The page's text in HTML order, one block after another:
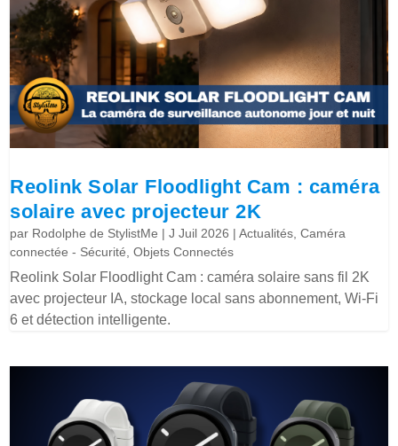
Reolink Solar Floodlight Cam : caméra
solaire avec projecteur 2K
par Rodolphe de StylistMe |J Juil 2026 |Actualités ,Caméra
connectée - Sécurité ,Objets Connectés
Reolink Solar Floodlight Cam : caméra solaire sans fil 2K
avec projecteur IA, stockage local sans abonnement, Wi-Fi
6 et détection intelligente.